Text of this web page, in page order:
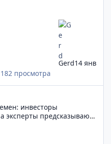
182 просмотра
Gerd14 янв
инвесторы
эксперты предсказывают